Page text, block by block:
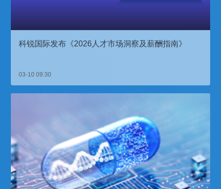
科锐国际发布《2026人才市场洞察及薪酬指南》
03-10 09:30